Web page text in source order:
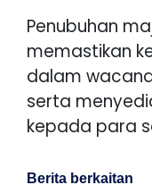
Penubuhan
memastikan
dalam
serta
kepada para
Berita berkaitan